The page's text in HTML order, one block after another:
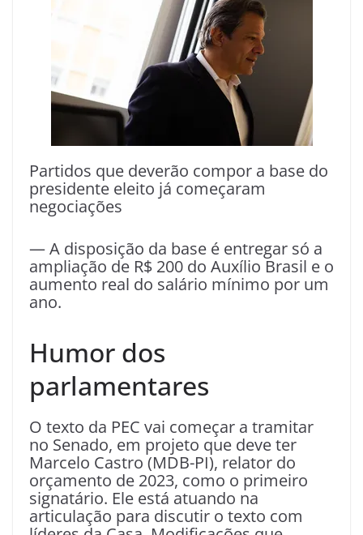
Partidos que deverão compor a base do
presidente eleito já começaram
negociações
— A disposição da base é entregar só a
ampliação de R$ 200 do Auxílio Brasil e o
aumento real do salário mínimo por um
ano.
Humor dos
parlamentares
O texto da PEC vai começar a tramitar
no Senado, em projeto que deve ter
Marcelo Castro (MDB-PI), relator do
orçamento de 2023, como o primeiro
signatário. Ele está atuando na
articulação para discutir o texto com